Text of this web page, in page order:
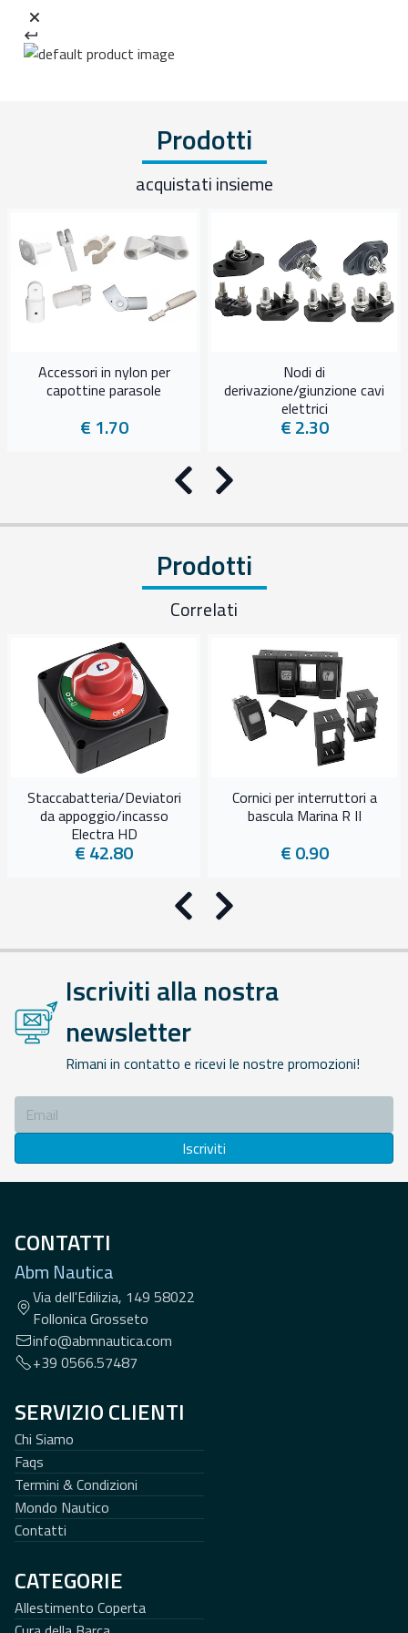
Prodotti
acquistati insieme
Accessori in nylon per
capottine parasole
€ 1.70
Nodi di
derivazione/giunzione cavi
elettrici
€ 2.30
Precedente
Successivo
Prodotti
Correlati
Staccabatteria/Deviatori
da appoggio/incasso
Electra HD
€ 42.80
Cornici per interruttori a
bascula Marina R II
€ 0.90
Precedente
Successivo
Iscriviti alla nostra
newsletter
Rimani in contatto e ricevi le nostre promozioni!
Iscriviti
CONTATTI
Abm Nautica
Via dell'Edilizia, 149 58022
Follonica Grosseto
info@abmnautica.com
+39 0566.57487
SERVIZIO CLIENTI
Chi Siamo
Faqs
Termini & Condizioni
Mondo Nautico
Contatti
CATEGORIE
Allestimento Coperta